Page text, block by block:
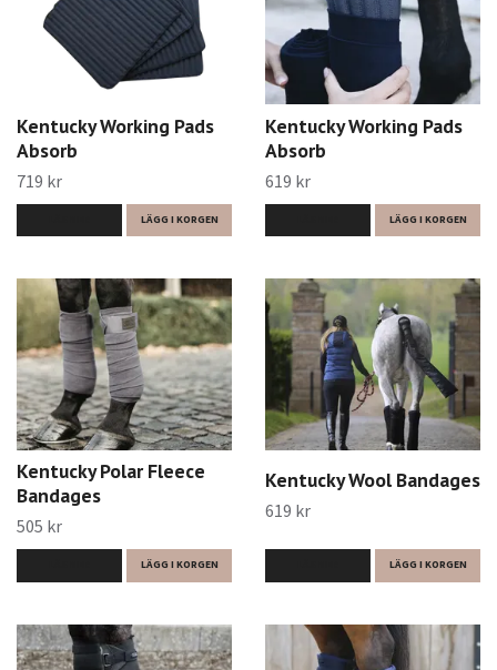
Kentucky Working Pads
Absorb
719 kr
LÄGG I KORGEN
Kentucky Working Pads
Absorb
619 kr
LÄGG I KORGEN
Kentucky Polar Fleece
Bandages
505 kr
LÄGG I KORGEN
Kentucky Wool Bandages
619 kr
LÄGG I KORGEN